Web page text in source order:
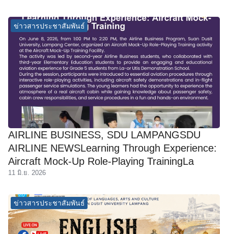
ข่าวสารประชาสัมพันธ์
AIRLINE BUSINESS, SDU LAMPANGSDU
AIRLINE NEWSLearning Through Experience:
Aircraft Mock-Up Role-Playing TrainingLa
11 มิ.ย. 2026
ข่าวสารประชาสัมพันธ์